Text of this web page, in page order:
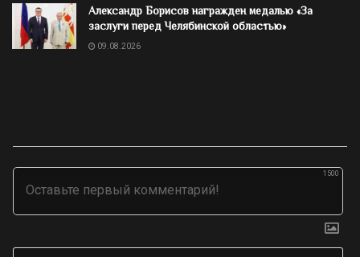
Александр Борисов награжден медалью «За
заслуги перед Челябинской областью»
09.08.2026
1500